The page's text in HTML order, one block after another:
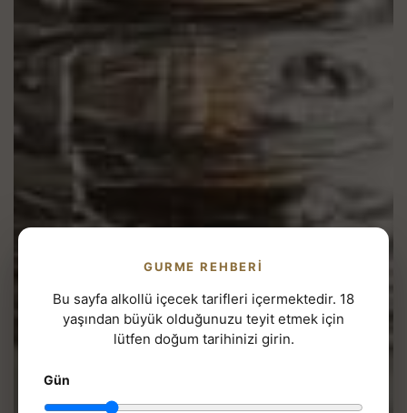
GURME REHBERI
Bu sayfa alkollü içecek tarifleri içermektedir. 18
yaşından büyük olduğunuzu teyit etmek için
lütfen doğum tarihinizi girin.
Gün